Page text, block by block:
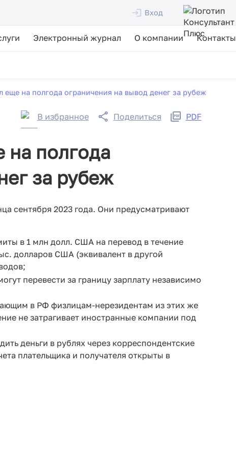
Вход
Электронный журнал О компании Контакты
еще на полгода ограничения на вывод денег за рубеж
В избранное Поделиться PDF
на полгода
за рубеж
сентября 2023 года. Они предусматривают
в 1 млн долл. США на перевод в течение
долларов США (эквивалент в другой
перевести за границу зарплату независимо
в РФ физлицам-нерезидентам из этих же
не затрагивает иностранные компании под
деньги в рублях через корреспондентские
плательщика и получателя открыты в